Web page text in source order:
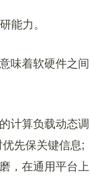
能力。
味着软硬件之间
计算负载动态调
先保关键信息;
，在通用平台上